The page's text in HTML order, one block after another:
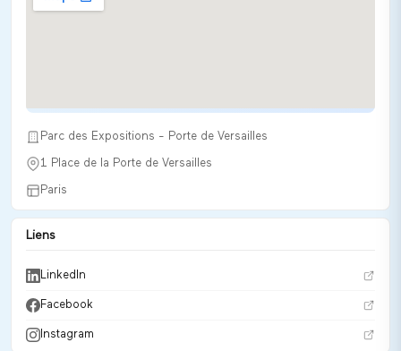
Parc des Expositions - Porte de Versailles
1 Place de la Porte de Versailles
Paris
Liens
LinkedIn
Facebook
Instagram